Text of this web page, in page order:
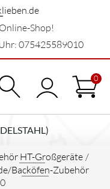
Shop!
075425589010
0
HT-Großgeräte /
Backöfen-Zubehör